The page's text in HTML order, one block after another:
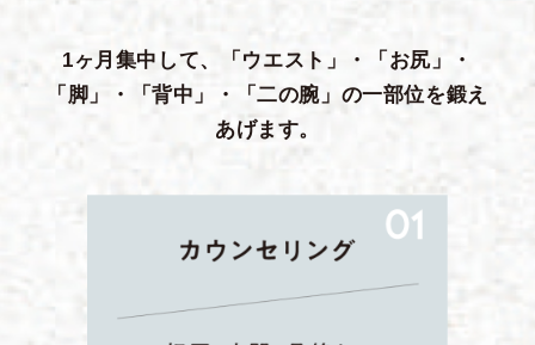
1ヶ月集中して、「ウエスト」・「お尻」・
「脚」・「背中」・「二の腕」の一部位を鍛え
あげます。